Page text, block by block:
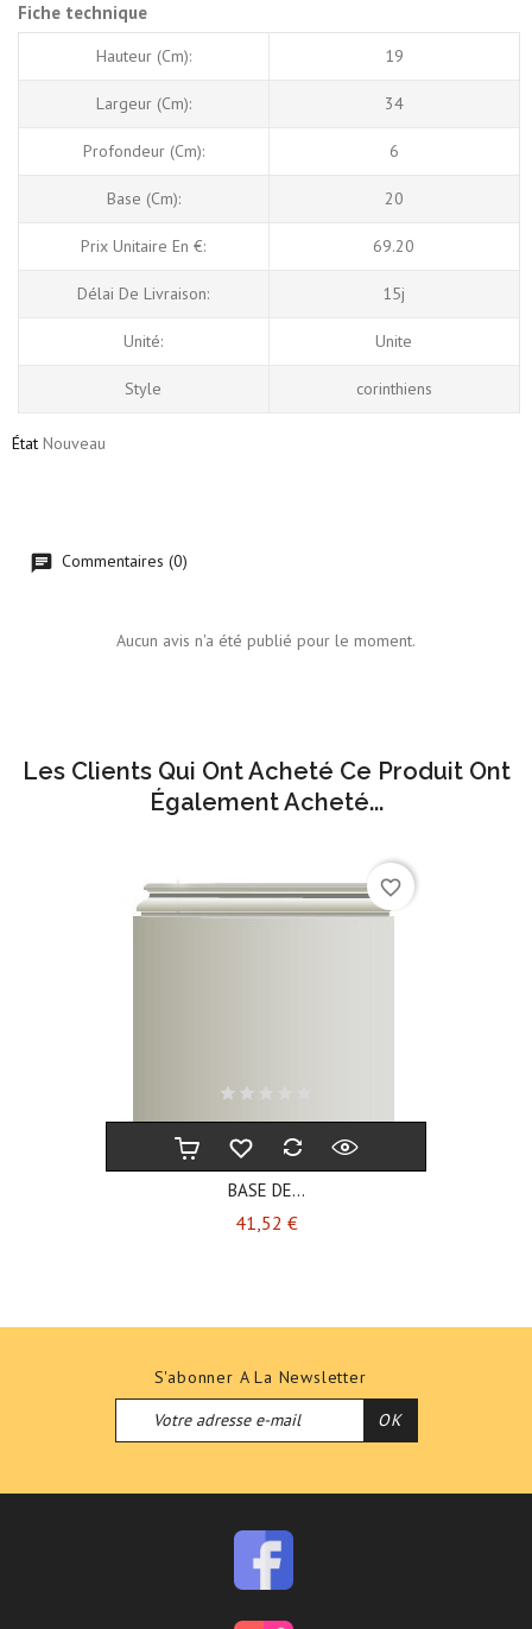
Fiche technique
Hauteur (cm): 19
Largeur (cm): 34
Profondeur (cm): 6
Base (cm): 20
Prix Unitaire En €: 69.20
Délai De Livraison: 15j
Unité: Unite
Style corinthiens
État Nouveau
Commentaires (0)
Aucun avis n'a été publié pour le moment.
Les Clients Qui Ont Acheté Ce Produit Ont
Également Acheté...
BASE DE...
41,52 €Prix
favorite_border
S'abonner A La Newsletter